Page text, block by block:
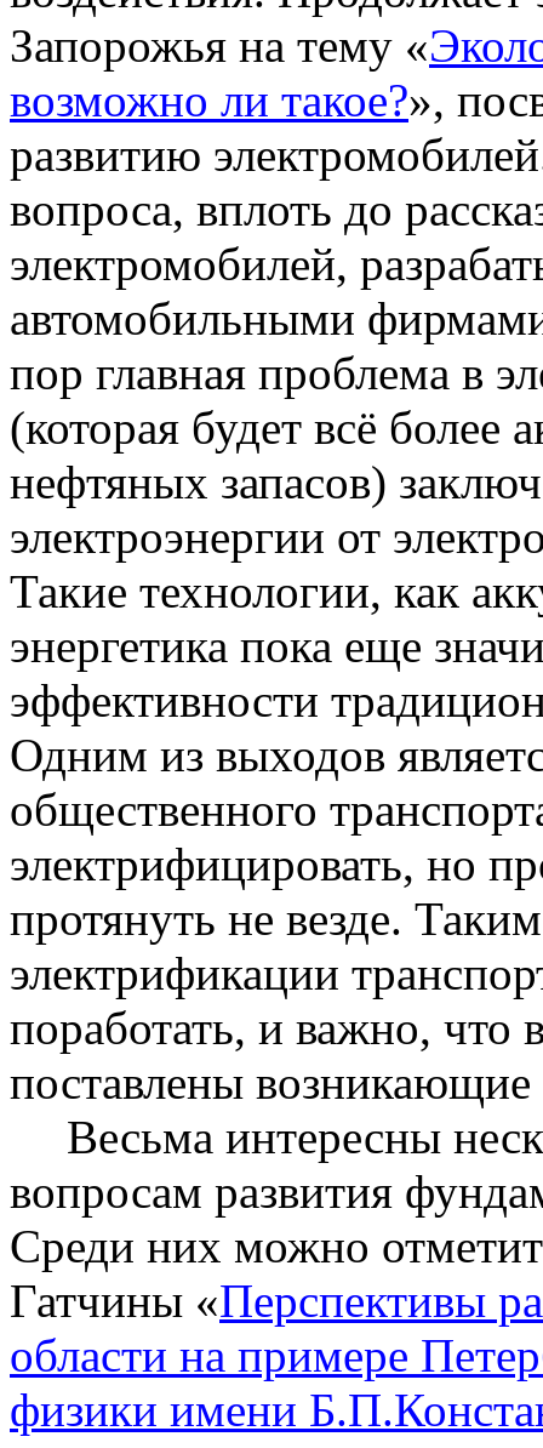
Запорожья на тему «
возможно ли такое?»,
развитию
вопроса, вплоть до
электромобилей,
автомобильными
пор главная проблема в
(которая будет всё более
нефтяных запасов)
электроэнергии от
Такие технологии, как
энергетика пока еще
эффективности
Одним из выходов
общественного
электрифицировать, но
протянуть не везде.
электрификации
поработать, и важно, что
поставлены
Весьма интересны
вопросам развития
Среди них можно
Гатчины «Перспективы
области на примере
физики имени